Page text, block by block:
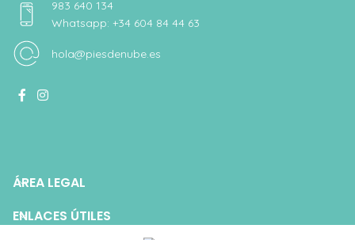
983 640 134
Whatsapp: +34 604 84 44 63
hola@piesdenube.es
ÁREA LEGAL
ENLACES ÚTILES